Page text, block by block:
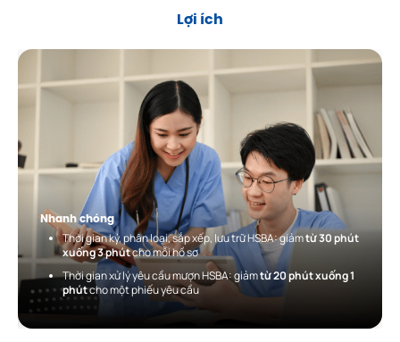
Lợi ích
Nhanh chóng
Thời gian ký, phân loại, sắp xếp, lưu trữ HSBA: giảmtừ 30 phút
xuống 3 phútcho mỗi hồ sơ
Thời gian xử lý yêu cầu mượn HSBA: giảmtừ 20 phút xuống 1
phútcho một phiếu yêu cầu